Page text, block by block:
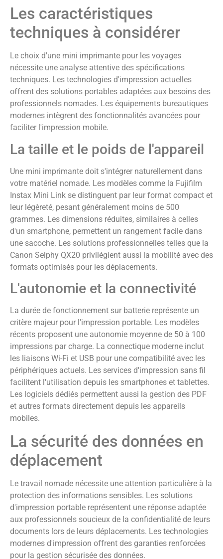
Les caractéristiques
techniques à considérer
Le choix d'une mini imprimante pour les voyages
nécessite une analyse attentive des spécifications
techniques. Les technologies d'impression actuelles
offrent des solutions portables adaptées aux besoins des
professionnels nomades. Les équipements bureautiques
modernes intègrent des fonctionnalités avancées pour
faciliter l'impression mobile.
La taille et le poids de l'appareil
Une mini imprimante doit s'intégrer naturellement dans
votre matériel nomade. Les modèles comme la Fujifilm
Instax Mini Link se distinguent par leur format compact et
leur légèreté, pesant généralement moins de 500
grammes. Les dimensions réduites, similaires à celles
d'un smartphone, permettent un rangement facile dans
une sacoche. Les solutions professionnelles telles que la
Canon Selphy QX20 privilégient aussi la mobilité avec des
formats optimisés pour les déplacements.
L'autonomie et la connectivité
La durée de fonctionnement sur batterie représente un
critère majeur pour l'impression portable. Les modèles
récents proposent une autonomie moyenne de 50 à 100
impressions par charge. La connectique moderne inclut
les liaisons Wi-Fi et USB pour une compatibilité avec les
périphériques actuels. Les services d'impression sans fil
facilitent l'utilisation depuis les smartphones et tablettes.
Les logiciels dédiés permettent aussi la gestion des PDF
et autres formats directement depuis les appareils
mobiles.
La sécurité des données en
déplacement
Le travail nomade nécessite une attention particulière à la
protection des informations sensibles. Les solutions
d'impression portable représentent une réponse adaptée
aux professionnels soucieux de la confidentialité de leurs
documents lors de leurs déplacements. Les technologies
modernes d'impression offrent des garanties renforcées
pour la gestion sécurisée des données.